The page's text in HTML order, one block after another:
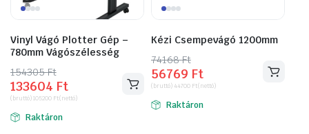
Vinyl Vágó Plotter Gép –
780mm Vágószélesség
154305Ft
Original
price
was:
154305 Ft.
133604 Ft
Current
price
is:
133604 Ft.
(bruttó)105200 Ft(nettó)
Raktáron
Kézi Csempevágó 1200mm
74168Ft
Original
price
was:
74168 Ft.
56769 Ft
Current
price
is:
56769 Ft.
(bruttó) 44700 Ft(nettó)
Raktáron